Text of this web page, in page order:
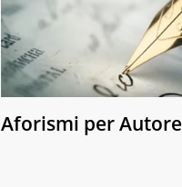
Aforismi per Autore